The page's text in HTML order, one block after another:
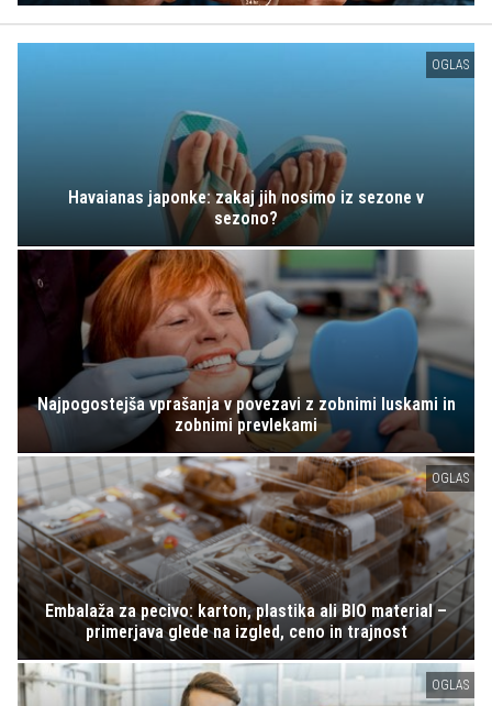
OGLAS
Havaianas japonke: zakaj jih nosimo iz sezone v
sezono?
Najpogostejša vprašanja v povezavi z zobnimi luskami in
zobnimi prevlekami
OGLAS
Embalaža za pecivo: karton, plastika ali BIO material –
primerjava glede na izgled, ceno in trajnost
OGLAS